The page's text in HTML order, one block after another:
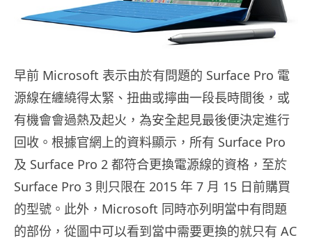
早前 Microsoft 表示由於有問題的 Surface Pro 電
源線在纏繞得太緊、扭曲或擰曲一段長時間後，或
有機會會過熱及起火，為安全起見最後便決定進行
回收。根據官網上的資料顯示，所有 Surface Pro
及 Surface Pro 2 都符合更換電源線的資格，至於
Surface Pro 3 則只限在 2015 年 7 月 15 日前購買
的型號。此外，Microsoft 同時亦列明當中有問題
的部份，從圖中可以看到當中需要更換的就只有 AC